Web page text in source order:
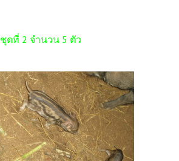
ชุดที่ 2 จำนวน 5 ตัว